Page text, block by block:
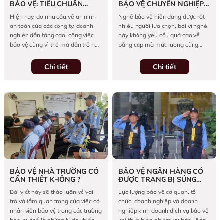
người tiêu dùng. Chúng tôi cam
kết mang đến sự an toàn và tin
cậy cho mọi khách hàng thông
qua các giải pháp bảo vệ được
thiết kế riêng.
BẢO VỆ: TIÊU CHUẨN
NGHIỆP VỤ VÀ KỸ NĂNG
Hiện nay, do nhu cầu về an ninh
an toàn của các công ty, doanh
nghiệp dần tăng cao, công việc
bảo vệ cũng vì thế mà dần trở nên
làm, nhiều bạn trẻ cũng muốn
ứng tuyển vào vị trí nhân viên bảo
ứng tuyển công việc này cần phải
biết thêm một số quy định đặc
thù. Bài viết dưới đây sẽ thông tin
thêm về tiêu chuẩn nghiệp vụ và
kỹ năng nhân viên bảo vệ cần có.
Chi tiết
BẢO VỆ CHUYÊN NGHIỆP
CẦN NẮM RÕ
Nghề bảo vệ hiện đang được rất
nhiều người lựa chọn, bởi vì nghề
này không yêu cầu quá cao về
bằng cấp mà mức lương cũng
khác. Tuy nhiên trước khi quyết
định chọn làm bất kỳ nghề nào,
Bài viết này giúp bạn hiểu rõ hơn
về những yêu cầu đối với bảo vệ
chuyên nghiệp. Hãy cùng theo dõi
nhé!
Chi tiết
BẢO VỆ NHÀ TRƯỜNG CÓ
CẦN THIẾT KHÔNG ?
Bài viết này sẽ thảo luận về vai
trò và tầm quan trọng của việc có
nhân viên bảo vệ trong các trường
BẢO VỆ NGÂN HÀNG CÓ
ĐƯỢC TRANG BỊ SÚNG
Lực lượng bảo vệ cơ quan, tổ
chức, doanh nghiệp và doanh
nghiệp kinh doanh dịch vụ bảo vệ